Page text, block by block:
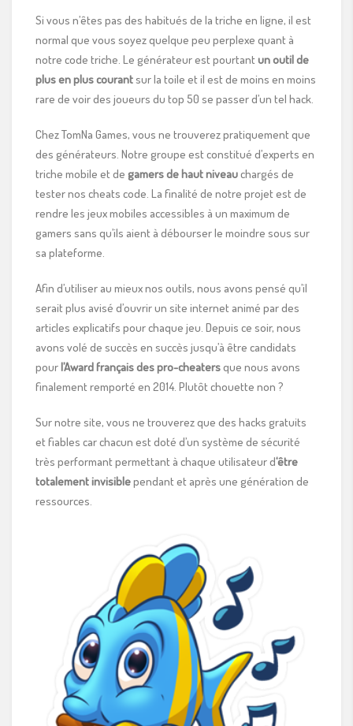
Si vous n’êtes pas des habitués de la triche en ligne, il est
normal que vous soyez quelque peu perplexe quant à
notre code triche. Le générateur est pourtantun outil de
plus en plus courantsur la toile et il est de moins en moins
rare de voir des joueurs du top 50 se passer d’un tel hack.
Chez TomNa Games, vous ne trouverez pratiquement que
des générateurs. Notre groupe est constitué d’experts en
triche mobile et de gamers de haut niveauchargés de
tester nos cheats code. La finalité de notre projet est de
rendre les jeux mobiles accessibles à un maximum de
gamers sans qu’ils aient à débourser le moindre sous sur
sa plateforme.
Afin d’utiliser au mieux nos outils, nous avons pensé qu’il
serait plus avisé d’ouvrir un site internet animé par des
articles explicatifs pour chaque jeu. Depuis ce soir, nous
avons volé de succès en succès jusqu’à être candidats
pourl’Award français des pro-cheatersque nous avons
finalement remporté en 2014. Plutôt chouette non ?
Sur notre site, vous ne trouverez que des hacks gratuits
et fiables car chacun est doté d’un système de sécurité
très performant permettant à chaque utilisateur d‘être
totalement invisiblependant et après une génération de
ressources.